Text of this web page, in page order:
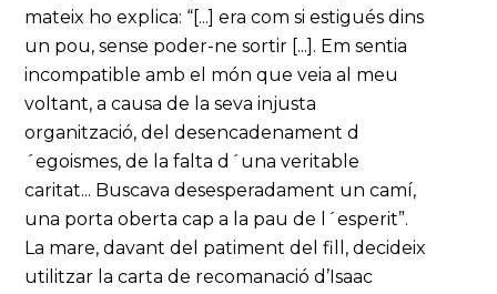
mateix ho explica: “[...] era com si estigués dins
un pou, sense poder-ne sortir [...]. Em sentia
incompatible amb el món que veia al meu
voltant, a causa de la seva injusta
organització, del desencadenament d
´egoismes, de la falta d´una veritable
caritat... Buscava desesperadament un camí,
una porta oberta cap a la pau de l´esperit”.
La mare, davant del patiment del fill, decideix
utilitzar la carta de recomanació d’Isaac